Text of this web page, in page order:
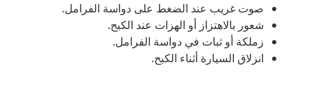
صوت غريب عند الضغط على دواسة الفرامل.
شعور بالاهتزاز أو الهزات عند الكبح.
زملكة أو ثبات في دواسة الفرامل.
انزلاق السيارة أثناء الكبح.